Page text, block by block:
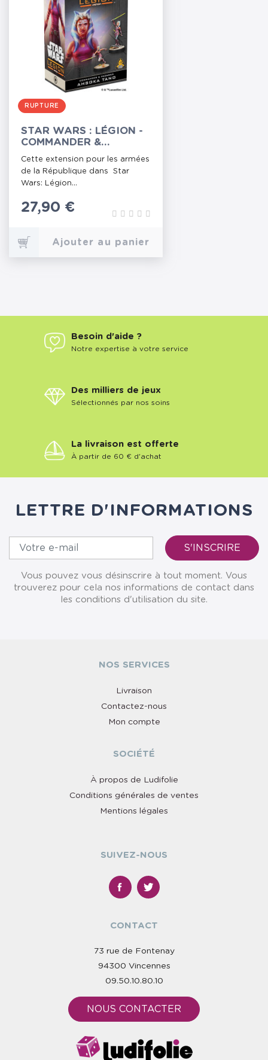
RUPTURE
STAR WARS : LÉGION -
COMMANDER &
PADAWAN AHSOKA
TANO
Cette extension pour les armées
de la République dans Star
Wars: Légion...
Prix
27,90 €
Ajouter au panier
Besoin d'aide ?
Notre expertise à votre service
Des milliers de jeux
Sélectionnés par nos soins
La livraison est offerte
À partir de 60 € d'achat
LETTRE D'INFORMATIONS
Vous pouvez vous désinscrire à tout moment. Vous
trouverez pour cela nos informations de contact dans
les conditions d'utilisation du site.
NOS SERVICES
Livraison
Contactez-nous
Mon compte
SOCIÉTÉ
À propos de Ludifolie
Conditions générales de ventes
Mentions légales
SUIVEZ-NOUS
CONTACT
73 rue de Fontenay
94300 Vincennes
09.50.10.80.10
NOUS CONTACTER